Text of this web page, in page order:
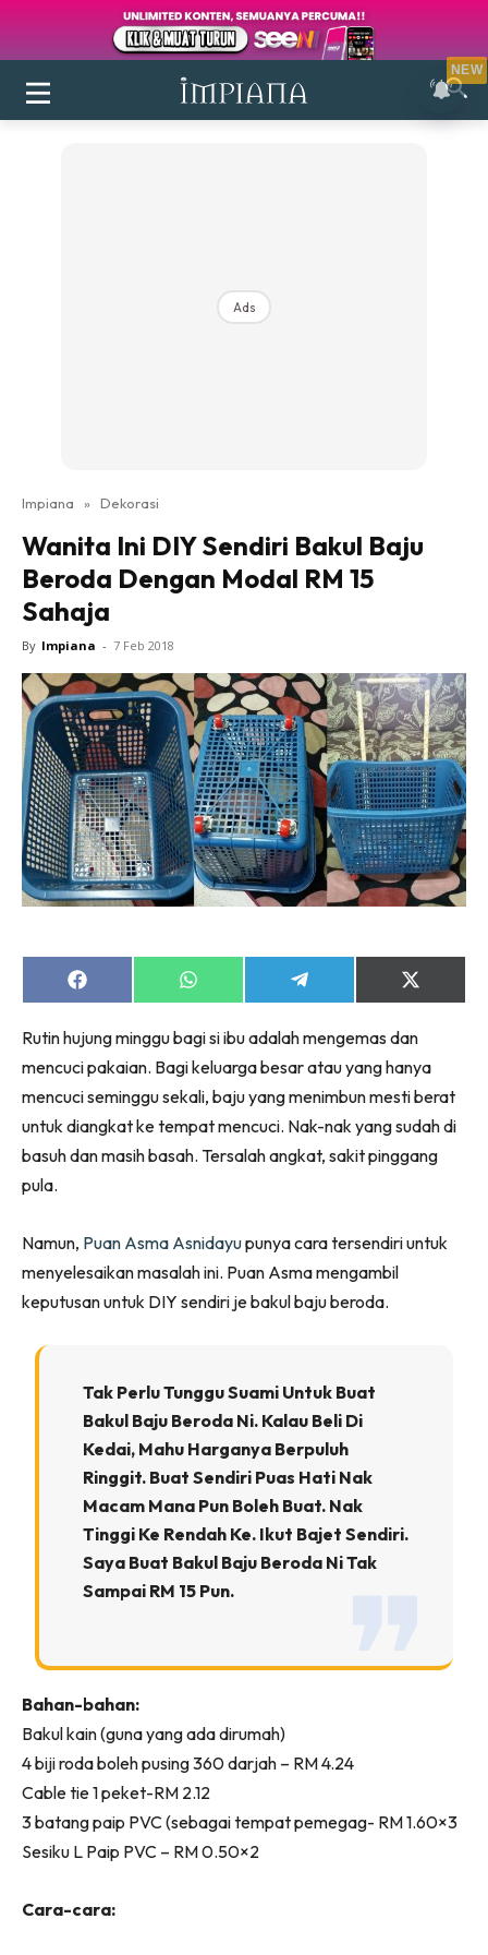
Login|Register
Ruang Makan
Ruang Tamu
Direktori
Interior Design
Landskap
DIY
Bilik Air
Bilik Tidur
Dapur
Ruang Makan
Make Over
Bilik Air
Ruang Makan
Menarik Lagi
Casa Impiana
Impiana Makeover
Makeover Ruang Selebriti
Hartanah
High Rise
Beli Di Mana
Buat Sendiri
Ilham Impiana
Ilham Impiana 360
Ilham Impiana Inspirasi Selebriti
Impiana TV
Casa Impiana
Sembang Dekor
Sembang Laman
Tip Impiana
Tip Laman
Hub Ideaktiv
Ads
Impiana » Dekorasi
Wanita Ini DIY Sendiri Bakul Baju
Beroda Dengan Modal RM 15
Sahaja
By Impiana - 7 Feb 2018
Share
on
Share
on
Share
on
Share
on
(Twitter)
Rutin hujung minggu bagi si ibu adalah mengemas dan
mencuci pakaian. Bagi keluarga besar atau yang hanya
mencuci seminggu sekali, baju yang menimbun mesti berat
untuk diangkat ke tempat mencuci. Nak-nak yang sudah di
basuh dan masih basah. Tersalah angkat, sakit pinggang
pula.
Namun, Puan Asma Asnidayupunya cara tersendiri untuk
menyelesaikan masalah ini. Puan Asma mengambil
keputusan untuk DIY sendiri je bakul baju beroda.
Tak Perlu Tunggu Suami Untuk Buat
Bakul Baju Beroda Ni. Kalau Beli Di
Kedai, Mahu Harganya Berpuluh
Ringgit. Buat Sendiri Puas Hati Nak
Macam Mana Pun Boleh Buat. Nak
Tinggi Ke Rendah Ke. Ikut Bajet Sendiri.
Saya Buat Bakul Baju Beroda Ni Tak
Sampai RM 15 Pun.
Bahan-bahan:
Bakul kain (guna yang ada dirumah)
4 biji roda boleh pusing 360 darjah – RM 4.24
Cable tie 1 peket-RM 2.12
3 batang paip PVC (sebagai tempat pemegag- RM 1.60×3
Sesiku L Paip PVC – RM 0.50×2
Cara-cara:
NEW